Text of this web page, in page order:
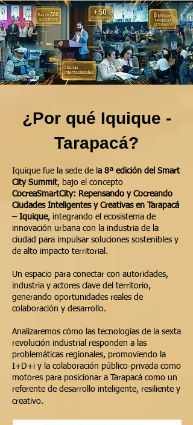
¿Por qué Iquique -
Tarapacá?
Iquique fue la sede de l a 8ª edición del Smart
City Summit, bajo el concepto
CocreaSmartCity: Repensando y Cocreando
Ciudades Inteligentes y Creativas en Tarapacá
– Iquique, integrando el ecosistema de
innovación urbana con la industria de la
ciudad para impulsar soluciones sostenibles y
de alto impacto territorial.
Un espacio para conectar con autoridades,
industria y actores clave del territorio,
generando oportunidades reales de
colaboración y desarrollo.
Analizaremos cómo las tecnologías de la sexta
revolución industrial responden a las
problemáticas regionales, promoviendo la
I+D+i y la colaboración público-privada como
motores para posicionar a Tarapacá como un
referente de desarrollo inteligente, resiliente y
creativo.